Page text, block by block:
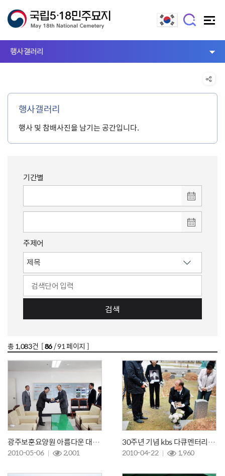
행사갤러리
행사갤러리
행사 및 참배사진을 남기는 공간입니다.
기간별
주제어
검색
총 1,083건 [86/ 91 페이지 ]
광주보훈요양원 아름다운 대한민국 우수사진 기증식
2010-05-06
2,001
30주년 기념 kbs 다큐멘터리 촬영 관련
2010-04-22
1,960